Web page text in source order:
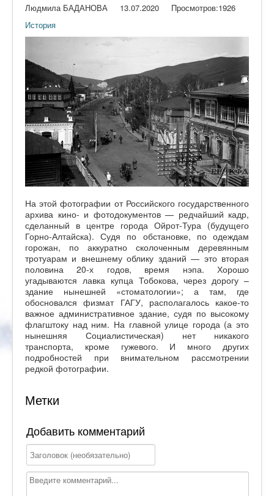
Людмила БАДАНОВА 13.07.2020 Просмотров:1926
История
На этой фотографии от Российского государственного
архива кино- и фотодокументов — редчайший кадр,
сделанный в центре города Ойрот-Тура (будущего
Горно-Алтайска). Судя по обстановке, по одеждам
горожан, по аккуратно сколоченным деревянным
тротуарам и внешнему облику зданий — это вторая
половина 20-х годов, время нэпа. Хорошо
угадываются лавка купца Тобокова, через дорогу –
здание нынешней «стоматологии»; а там, где
обосновался физмат ГАГУ, располагалось какое-то
важное административное здание, судя по высокому
флагштоку над ним. На главной улице города (а это
нынешняя Социалистическая) нет никакого
транспорта, кроме гужевого. И много других
подробностей при внимательном рассмотрении
редкой фотографии.
Метки
Добавить комментарий